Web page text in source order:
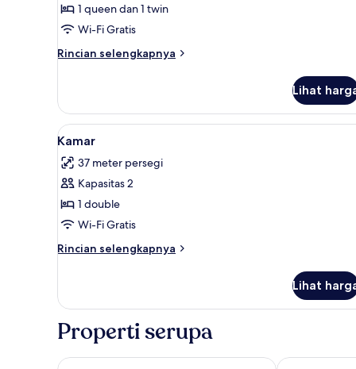
1 queen dan 1 twin
Wi-Fi Gratis
Rincian selengkapnya
Rincian
Kamar
Triple
Superior
Lihat
Lihat
semua
foto
untuk
Kamar
Seprai premium, selimut bulu
7
Kamar
37 meter persegi
Kapasitas 2
1 double
Wi-Fi Gratis
Rincian selengkapnya
Rincian
Kamar
Lihat
Properti serupa
Esplendor by Wyndham Buenos Aires TangoEfe Hotel &